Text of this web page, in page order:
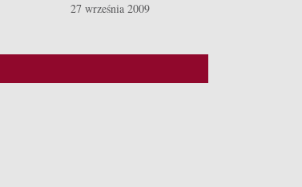
27 września 2009